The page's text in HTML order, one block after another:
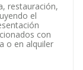
restauración,
el
con
o en alquiler